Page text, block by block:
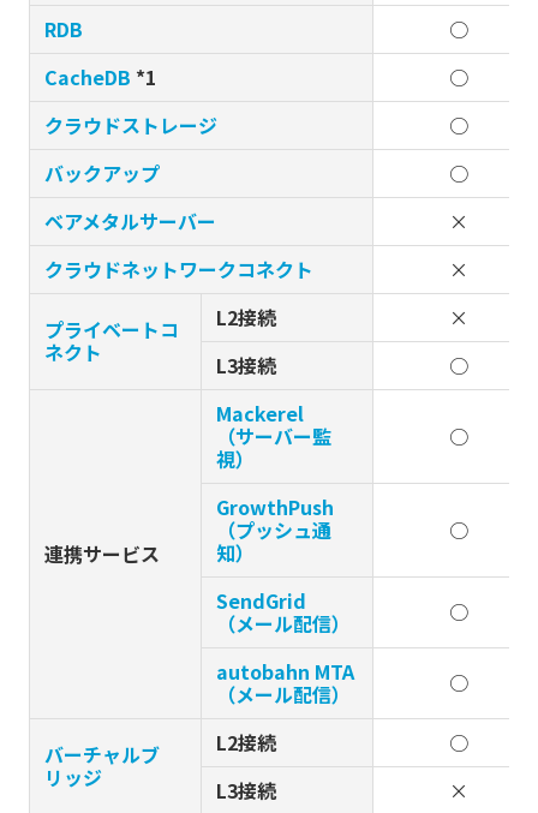
RDB
○
CacheDB *1
○
クラウドストレージ
○
バックアップ
○
ベアメタルサーバー
×
クラウドネットワークコネクト
×
プライベートコ
ネクト
L2接続
×
L3接続
○
連携サービス
Mackerel
（サーバー監
視）
○
GrowthPush
（プッシュ通
知）
○
SendGrid
（メール配信） ○
autobahn MTA
（メール配信） ○
バーチャルブ
リッジ
L2接続
○
L3接続
×